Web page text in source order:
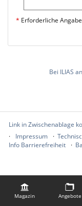
Magazin Angebote
* Erforderliche Angabe
Bei ILIAS
Link in Zwischenablage
Impressum
Info Barrierefreiheit